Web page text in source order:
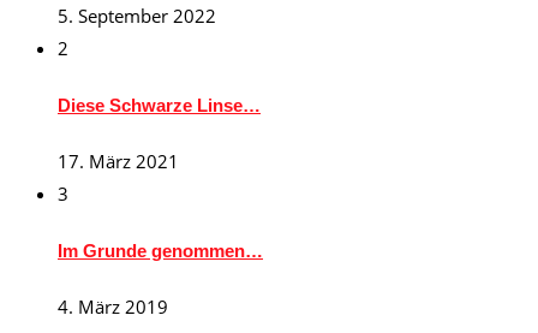
5. September 2022
2
Diese Schwarze Linse…
17. März 2021
3
Im Grunde genommen…
4. März 2019